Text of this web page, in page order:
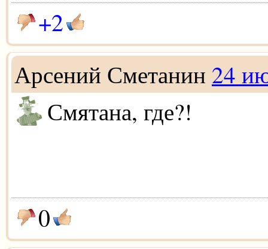
+2
Арсений Сметанин 24
Смятана, где?!
0